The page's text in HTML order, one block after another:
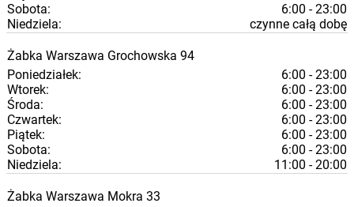
Sobota:
6:00 - 23:00
Niedziela:
czynne całą dobę
Żabka Warszawa Grochowska 94
Poniedziałek:
6:00 - 23:00
Wtorek:
6:00 - 23:00
Środa:
6:00 - 23:00
Czwartek:
6:00 - 23:00
Piątek:
6:00 - 23:00
Sobota:
6:00 - 23:00
Niedziela:
11:00 - 20:00
Żabka Warszawa Mokra 33